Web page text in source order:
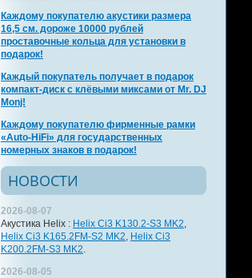
Каждому покупателю акустики размера
16,5 см. дороже 10000 рублей
проставочные кольца для установки в
подарок!
Каждый покупатель получает в подарок
компакт-диск с клёвыми миксами от Mr. DJ
Monj!
Каждому покупателю фирменные рамки
«Auto-HiFi» для государственных
номерных знаков в подарок!
НОВОСТИ
2026-08-07
Акустика Helix : Helix Ci3 K130.2-S3 MK2,
Helix Ci3 K165.2FM-S2 MK2, Helix Ci3
K200.2FM-S3 MK2.
2026-08-05